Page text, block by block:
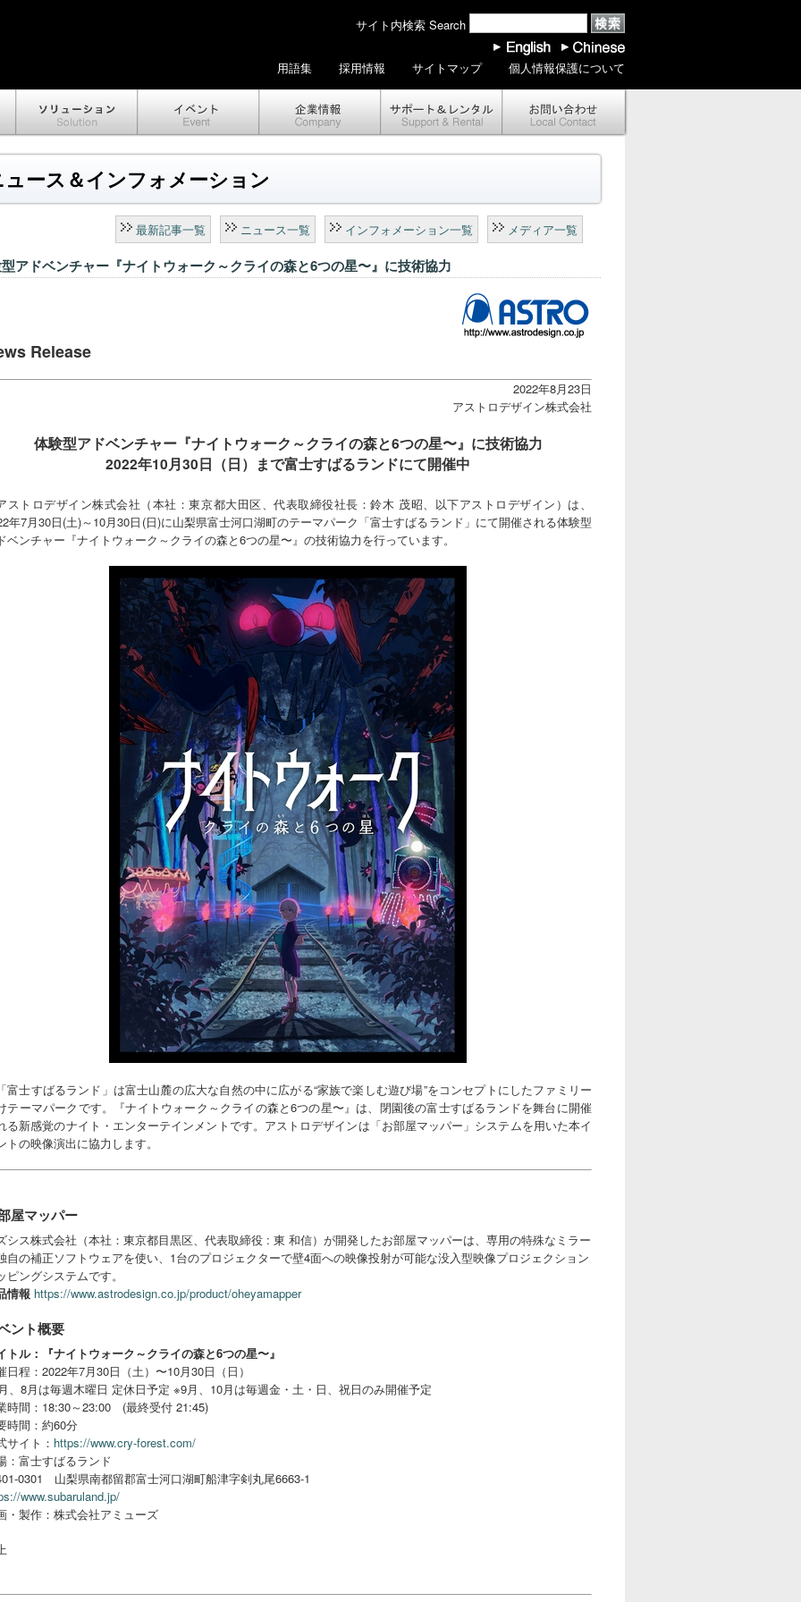
サイト内検索 Search
用語集 採用情報 サイトマップ 個人情報保護について
ース＆インフォメーション
最新記事一覧 ニュース一覧 インフォメーション一覧 メディア一覧
アドベンチャー『ナイトウォーク～クライの森と6つの星〜』に技術協力
Release
2022年8月23日
アストロデザイン株式会社
体験型アドベンチャー『ナイトウォーク～クライの森と6つの星〜』に技術協力
2022年10月30日（日）まで富士すばるランドにて開催中
ストロデザイン株式会社（本社：東京都大田区、代表取締役社長：鈴木 茂昭、以下アストロデザイン）は、
年7月30日(土)～10月30日(日)に山梨県富士河口湖町のテーマパーク「富士すばるランド」にて開催される体験型
ベンチャー『ナイトウォーク～クライの森と6つの星〜』の技術協力を行っています。
富士すばるランド」は富士山麓の広大な自然の中に広がる“家族で楽しむ遊び場”をコンセプトにしたファミリー
テーマパークです。『ナイトウォーク～クライの森と6つの星〜』は、閉園後の富士すばるランドを舞台に開催
る新感覚のナイト・エンターテインメントです。アストロデザインは「お部屋マッパー」システムを用いた本イ
トの映像演出に協力します。
屋マッパー
シス株式会社（本社：東京都目黒区、代表取締役 : 東 和信）が開発したお部屋マッパーは、専用の特殊なミラー
自の補正ソフトウェアを使い、1台のプロジェクターで壁4面への映像投射が可能な没入型映像プロジェクション
ピングシステムです。
情報 https://www.astrodesign.co.jp/product/oheyamapper
ント概要
トル：『ナイトウォーク～クライの森と6つの星〜』
日程：2022年7月30日（土）〜10月30日（日）
、8月は毎週木曜日 定休日予定 ※9月、10月は毎週金・土・日、祝日のみ開催予定
時間：18:30～23:00 (最終受付 21:45)
時間：約60分
サイト： https://www.cry-forest.com/
：富士すばるランド
0301 山梨県南都留郡富士河口湖町船津字剣丸尾6663-1
www.subaruland.jp/
・製作：株式会社アミューズ